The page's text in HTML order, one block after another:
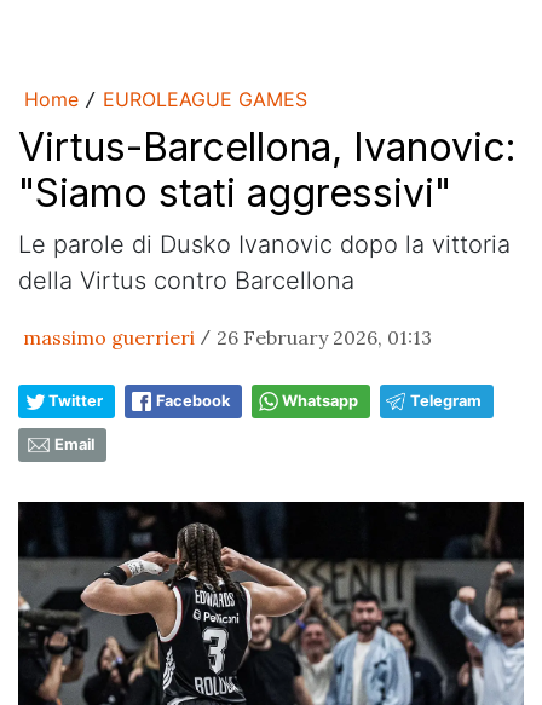
Home / EUROLEAGUE GAMES
Virtus-Barcellona, Ivanovic:
"Siamo stati aggressivi"
Le parole di Dusko Ivanovic dopo la vittoria
della Virtus contro Barcellona
massimo guerrieri / 26 February 2026, 01:13
Twitter Facebook Whatsapp Telegram
Email